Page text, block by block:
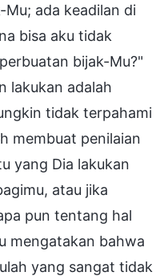
ada keadilan di
bisa aku tidak
bijak-Mu?"
lakukan adalah
tidak terpahami
membuat penilaian
yang Dia lakukan
atau jika
pun tentang hal
mengatakan bahwa
yang sangat tidak